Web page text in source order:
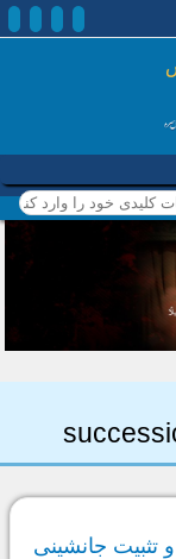
کلیدی خود را وارد
کنید
جانشینی